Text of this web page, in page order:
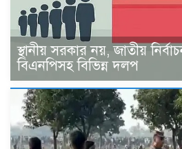
স্থানীয় সরকার নয়, জাতীয়
বিএনপিসহ বিভিন্ন দলপ